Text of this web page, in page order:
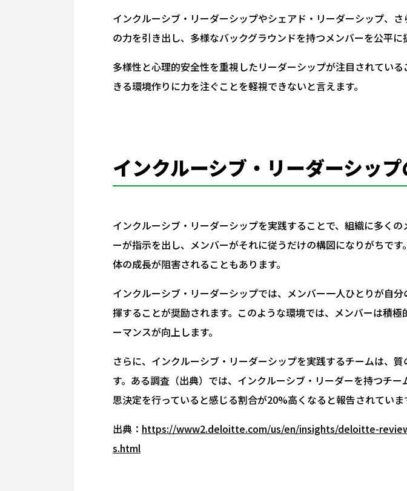
インクルーシブ・リーダーシップやシェアド・リーダーシップ、
の力を引き出し、多様なバックグラウンドを持つメンバーを公平に
多様性と心理的安全性を重視したリーダーシップが注目されてい
きる環境作りに力を注ぐことを軽視できないと言えます。
インクルーシブ・リーダーシッ
インクルーシブ・リーダーシップを実践することで、組織に多く
ーが指示を出し、メンバーがそれに従うだけの構図になりがちで
体の成長が阻害されることもあります。
インクルーシブ・リーダーシップでは、メンバー一人ひとりが自
揮することが奨励されます。このような環境では、メンバーは積
ーマンスが向上します。
さらに、インクルーシブ・リーダーシップを実践するチームは、
す。ある調査（出典）では、インクルーシブ・リーダーを持つチ
思決定を行っていると感じる割合が20%高くなると報告されていま
出典： https://www2.deloitte.com/us/en/insights/deloitte-
s.html